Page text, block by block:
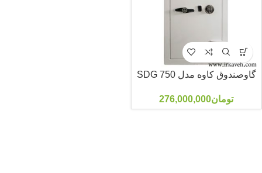
گاوصندوق کاوه مدل 750 SDG
تومان276,000,000